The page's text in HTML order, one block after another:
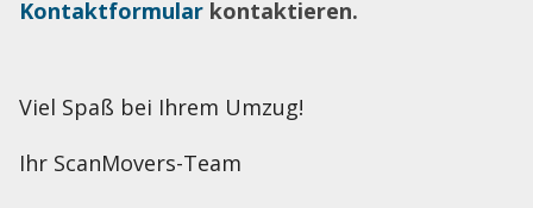
Kontaktformular kontaktieren.
Viel Spaß bei Ihrem Umzug!
Ihr ScanMovers-Team